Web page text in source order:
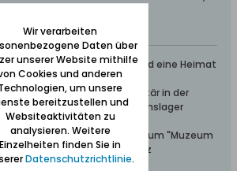
Gaben: Geborgen sein und eine Heimat
Führer und Volontär in der
"Deutsches Konzentrationslager
i wolontariusz po muzeum "Muzeum
- Niemiecki nazistowski obóz
Wir verarbeiten
Daten über
unserer Website mithilfe
Cookies und anderen
um unsere
bereitzustellen und
Websiteaktivitäten zu
analysieren. Weitere
Einzelheiten finden Sie in
Datenschutzrichtlinie.